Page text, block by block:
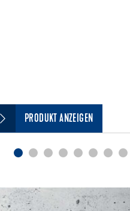
PRODUKT ANZEIGEN